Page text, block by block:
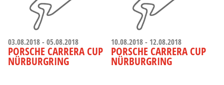
03.08.2018 - 05.08.2018
PORSCHE CARRERA CUP
NÜRBURGRING
10.08.2018 - 12.08.2018
PORSCHE CARRERA CUP
NÜRBURGRING